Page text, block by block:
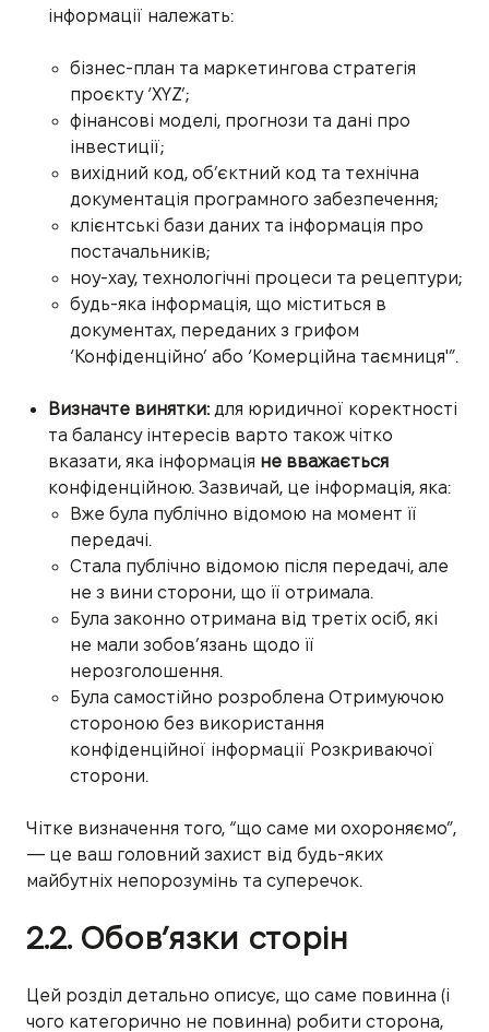
інформації належать:
бізнес-план та маркетингова стратегія
проєкту ‘XYZ’;
фінансові моделі, прогнози та дані про
інвестиції;
вихідний код, об’єктний код та технічна
документація програмного забезпечення;
клієнтські бази даних та інформація про
постачальників;
ноу-хау, технологічні процеси та рецептури;
будь-яка інформація, що міститься в
документах, переданих з грифом
‘Конфіденційно’ або ‘Комерційна таємниця'”.
Визначте винятки:для юридичної коректності
та балансу інтересів варто також чітко
вказати, яка інформація не вважається
конфіденційною. Зазвичай, це інформація, яка:
Вже була публічно відомою на момент її
передачі.
Стала публічно відомою після передачі, але
не з вини сторони, що її отримала.
Була законно отримана від третіх осіб, які
не мали зобов’язань щодо її
нерозголошення.
Була самостійно розроблена Отримуючою
стороною без використання
конфіденційної інформації Розкриваючої
сторони.
Чітке визначення того, “що саме ми охороняємо”,
— це ваш головний захист від будь-яких
майбутніх непорозумінь та суперечок.
2.2. Обов’язки сторін
Цей розділ детально описує, що саме повинна (і
чого категорично не повинна) робити сторона,